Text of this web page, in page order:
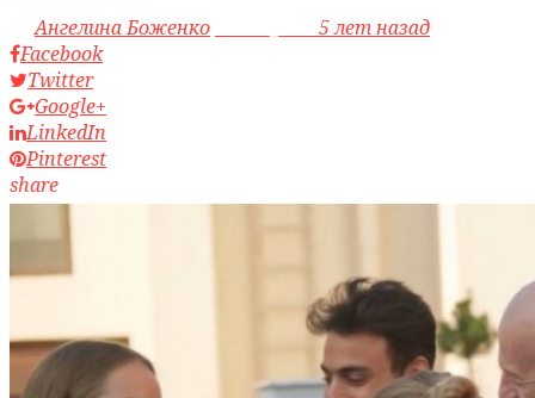
byАнгелина Боженко
5 лет назад
Facebook
Twitter
Google+
LinkedIn
Pinterest
share